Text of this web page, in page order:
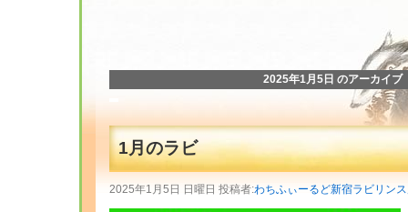
2025年1月5日 のアーカイブ
1月のラビ
2025年1月5日 日曜日 投稿者:わちふぃーるど新宿ラビリン